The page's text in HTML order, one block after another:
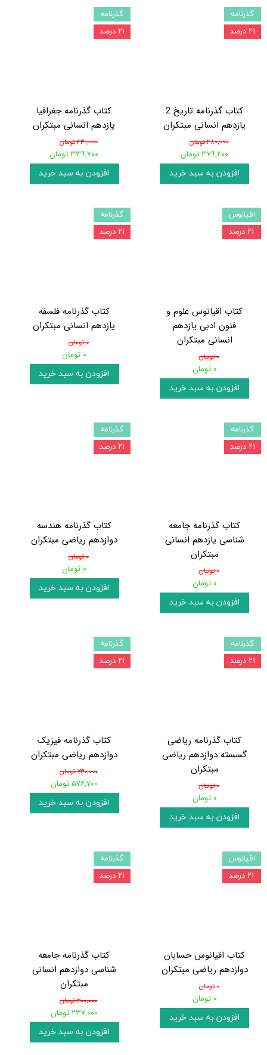
کتاب گذرنامه تاریخ 2
یازدهم انسانی مبتکران
۴۸۰,۰۰۰ تومان
۳۷۹,۲۰۰ تومان
افزودن به سبد خرید
گذرنامه
۲۱ درصد
کتاب گذرنامه جغرافیا
یازدهم انسانی مبتکران
۴۳۰,۰۰۰ تومان
۳۳۹,۷۰۰ تومان
افزودن به سبد خرید
گذرنامه
۲۱ درصد
کتاب اقیانوس علوم و
فنون ادبی یازدهم
انسانی مبتکران
۰ تومان
۰ تومان
افزودن به سبد خرید
اقیانوس
۲۱ درصد
کتاب گذرنامه فلسفه
یازدهم انسانی مبتکران
۰ تومان
۰ تومان
افزودن به سبد خرید
گذرنامه
۲۱ درصد
کتاب گذرنامه جامعه
شناسی یازدهم انسانی
مبتکران
۰ تومان
۰ تومان
افزودن به سبد خرید
گذرنامه
۲۱ درصد
کتاب گذرنامه هندسه
دوازدهم ریاضی مبتکران
۰ تومان
۰ تومان
افزودن به سبد خرید
گذرنامه
۲۱ درصد
کتاب گذرنامه ریاضی
گسسته دوازدهم ریاضی
مبتکران
۰ تومان
۰ تومان
افزودن به سبد خرید
گذرنامه
۲۱ درصد
کتاب گذرنامه فیزیک
دوازدهم ریاضی مبتکران
۷۳۰,۰۰۰ تومان
۵۷۶,۷۰۰ تومان
افزودن به سبد خرید
گذرنامه
۲۱ درصد
کتاب اقیانوس حسابان
دوازدهم ریاضی مبتکران
۰ تومان
۰ تومان
افزودن به سبد خرید
اقیانوس
۲۱ درصد
کتاب گذرنامه جامعه
شناسی دوازدهم انسانی
مبتکران
۳۰۰,۰۰۰ تومان
۲۳۷,۰۰۰ تومان
افزودن به سبد خرید
گذرنامه
۲۱ درصد